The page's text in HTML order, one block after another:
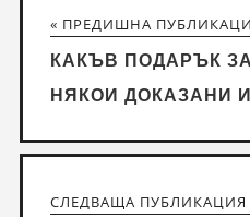
« ПРЕДИШНА
КАКЪВ ПОДАРЪК
НЯКОИ ДОКАЗАНИ
СЛЕДВАЩА ПУБЛИКАЦИЯ